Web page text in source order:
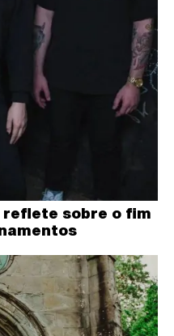
reflete sobre o fim